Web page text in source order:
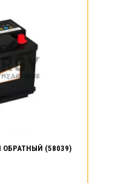
ОБРАТНЫЙ (58039)